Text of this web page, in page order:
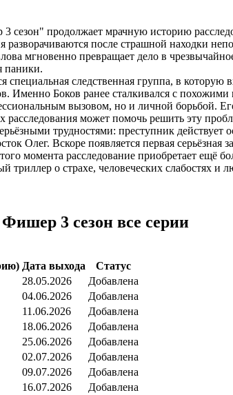
сезон" продолжает мрачную историю
разворачиваются после страшной находки
мгновенно превращает дело в
паники.
специальная следственная группа, в
Именно Боков ранее сталкивался с
вызовом, но и личной борьбой.
может помочь решить эту
трудностями: преступник
Олег. Вскоре появляется первая
момента расследование приобретает ещё
о страхе, человеческих слабостях и
3 сезон все серии
Дата выхода
Статус
28.05.2026
Добавлена
04.06.2026
Добавлена
11.06.2026
Добавлена
18.06.2026
Добавлена
25.06.2026
Добавлена
02.07.2026
Добавлена
09.07.2026
Добавлена
16.07.2026
Добавлена